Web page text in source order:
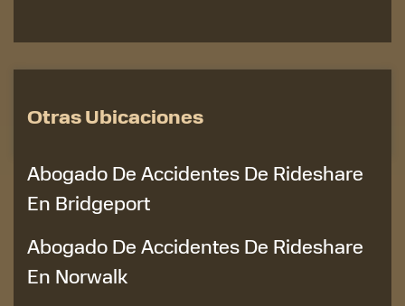
Otras Ubicaciones
Abogado De Accidentes De Rideshare
En Bridgeport
Abogado De Accidentes De Rideshare
En Norwalk